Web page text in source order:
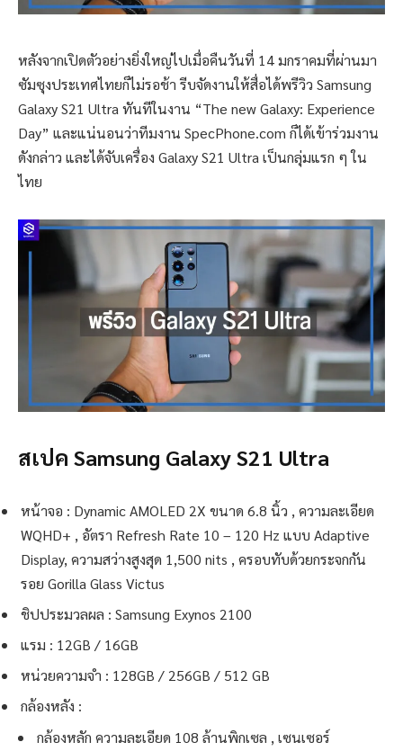
หลังจากเปิดตัวอย่างยิ่งใหญ่ไปเมื่อคืนวันที่ 14 มกราคมที่ผ่านมา
ซัมซุงประเทศไทยก็ไม่รอช้า รีบจัดงานให้สื่อได้พรีวิว Samsung
Galaxy S21 Ultra ทันทีในงาน “The new Galaxy: Experience
Day” และแน่นอนว่าทีมงาน SpecPhone.com ก็ได้เข้าร่วมงาน
ดังกล่าว และได้จับเครื่อง Galaxy S21 Ultra เป็นกลุ่มแรก ๆ ใน
ไทย
สเปค Samsung Galaxy S21 Ultra
หน้าจอ : Dynamic AMOLED 2X ขนาด 6.8 นิ้ว , ความละเอียด
WQHD+ , อัตรา Refresh Rate 10 – 120 Hz แบบ Adaptive
Display, ความสว่างสูงสุด 1,500 nits , ครอบทับด้วยกระจกกัน
รอย Gorilla Glass Victus
ชิปประมวลผล : Samsung Exynos 2100
แรม : 12GB / 16GB
หน่วยความจำ : 128GB / 256GB / 512 GB
กล้องหลัง :
กล้องหลัก ความละเอียด 108 ล้านพิกเซล , เซนเซอร์